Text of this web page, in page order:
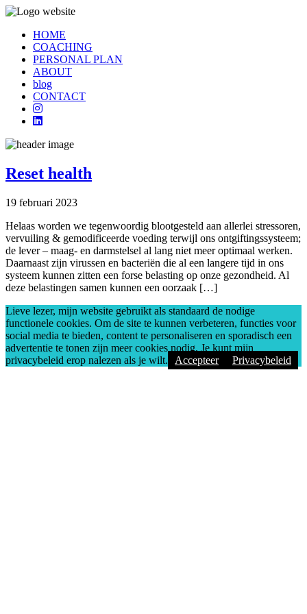
HOME
COACHING
PERSONAL PLAN
ABOUT
blog
CONTACT
Reset health
19 februari 2023
Helaas worden we tegenwoordig blootgesteld aan allerlei stressoren,
vervuiling & gemodificeerde voeding terwijl ons ontgiftingssysteem;
de lever – maag- en darmstelsel al lang niet meer optimaal werken.
Daarnaast zijn virussen en bacteriën die al een langere tijd in ons
systeem kunnen zitten een forse belasting op onze gezondheid. Al
deze belastingen samen kunnen een oorzaak […]
Lieve lezer, mijn website gebruikt als standaard de nodige
functionele cookies. Om de site te kunnen verbeteren, functies voor
social media te bieden, content te personaliseren en sporadisch een
advertentie te tonen zijn meer cookies nodig. Je kunt mijn
privacybeleid erop nalezen als je wilt.
Accepteer Privacybeleid